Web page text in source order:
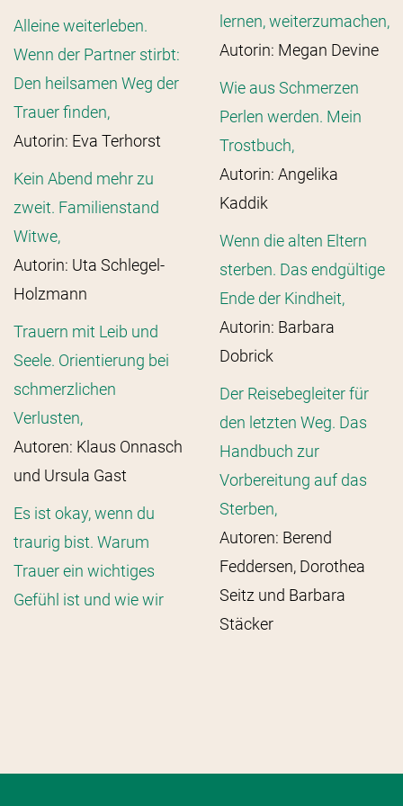
Alleine weiterleben.
Wenn der Partner stirbt:
Den heilsamen Weg der
Trauer finden,
Autorin: Eva Terhorst
Kein Abend mehr zu
zweit. Familienstand
Witwe,
Autorin: Uta Schlegel-
Holzmann
Trauern mit Leib und
Seele. Orientierung bei
schmerzlichen
Verlusten,
Autoren: Klaus Onnasch
und Ursula Gast
Es ist okay, wenn du
traurig bist. Warum
Trauer ein wichtiges
Gefühl ist und wie wir
lernen, weiterzumachen,
Autorin: Megan Devine
Wie aus Schmerzen
Perlen werden. Mein
Trostbuch,
Autorin: Angelika
Kaddik
Wenn die alten Eltern
sterben. Das endgültige
Ende der Kindheit,
Autorin: Barbara
Dobrick
Der Reisebegleiter für
den letzten Weg. Das
Handbuch zur
Vorbereitung auf das
Sterben,
Autoren: Berend
Feddersen, Dorothea
Seitz und Barbara
Stäcker